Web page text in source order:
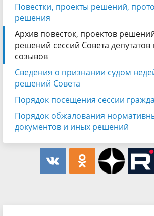
Повестки, проекты решений,
решения
Архив повесток, проектов
решений сессий Совета
созывов
Сведения о признании судом
решений Совета
Порядок посещения сессии
Порядок обжалования
документов и иных решений